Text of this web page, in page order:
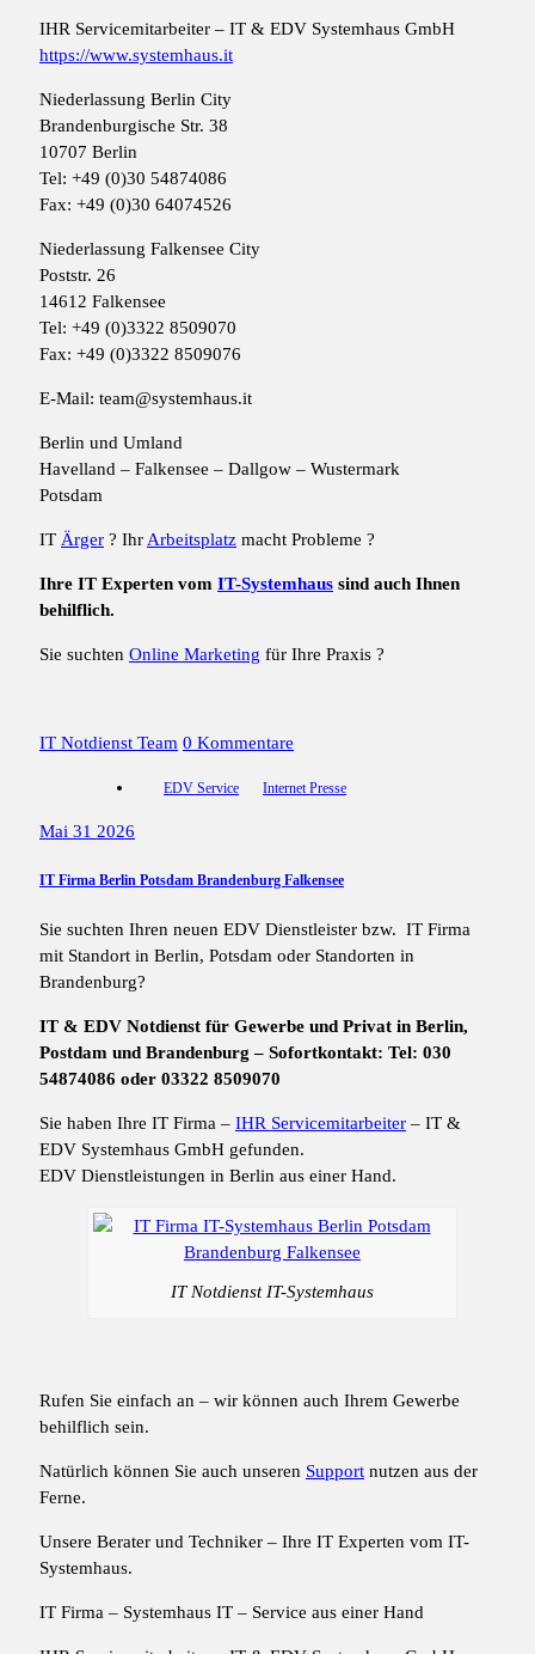
IHR Servicemitarbeiter – IT & EDV Systemhaus GmbH
https://www.systemhaus.it
Niederlassung Berlin City
Brandenburgische Str. 38
10707 Berlin
Tel: +49 (0)30 54874086
Fax: +49 (0)30 64074526
Niederlassung Falkensee City
Poststr. 26
14612 Falkensee
Tel: +49 (0)3322 8509070
Fax: +49 (0)3322 8509076
E-Mail: team@systemhaus.it
Berlin und Umland
Havelland – Falkensee – Dallgow – Wustermark
Potsdam
IT Ärger ? IhrArbeitsplatz macht Probleme ?
Ihre IT Experten vom IT-Systemhaus sind auch Ihnen
behilflich.
Sie suchten Online Marketing für Ihre Praxis ?
IT Notdienst Team 0 Kommentare
EDV Service Internet Presse
Mai 31 2026
IT Firma Berlin Potsdam Brandenburg Falkensee
Sie suchten Ihren neuen EDV Dienstleister bzw. IT Firma
mit Standort in Berlin, Potsdam oder Standorten in
Brandenburg?
IT & EDV Notdienst für Gewerbe und Privat in Berlin,
Postdam und Brandenburg – Sofortkontakt: Tel: 030
54874086 oder 03322 8509070
Sie haben Ihre IT Firma – IHR Servicemitarbeiter – IT &
EDV Systemhaus GmbH gefunden.
EDV Dienstleistungen in Berlin aus einer Hand.
IT Notdienst IT-Systemhaus
Rufen Sie einfach an – wir können auch Ihrem Gewerbe
behilflich sein.
Natürlich können Sie auch unseren Support nutzen aus der
Ferne.
Unsere Berater und Techniker – Ihre IT Experten vom IT-
Systemhaus.
IT Firma – Systemhaus IT – Service aus einer Hand